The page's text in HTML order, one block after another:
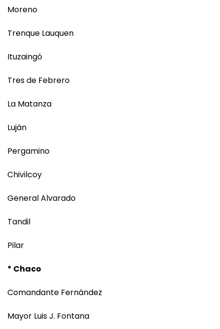
Moreno
Trenque Lauquen
Ituzaingó
Tres de Febrero
La Matanza
Luján
Pergamino
Chivilcoy
General Alvarado
Tandil
Pilar
* Chaco
Comandante Fernández
Mayor Luis J. Fontana